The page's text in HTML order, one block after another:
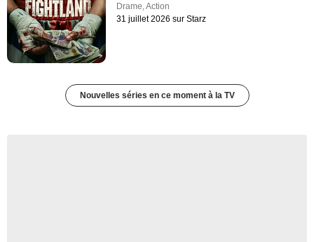
Drame ,Action
31 juillet 2026 sur Starz
Nouvelles séries en ce moment à la TV